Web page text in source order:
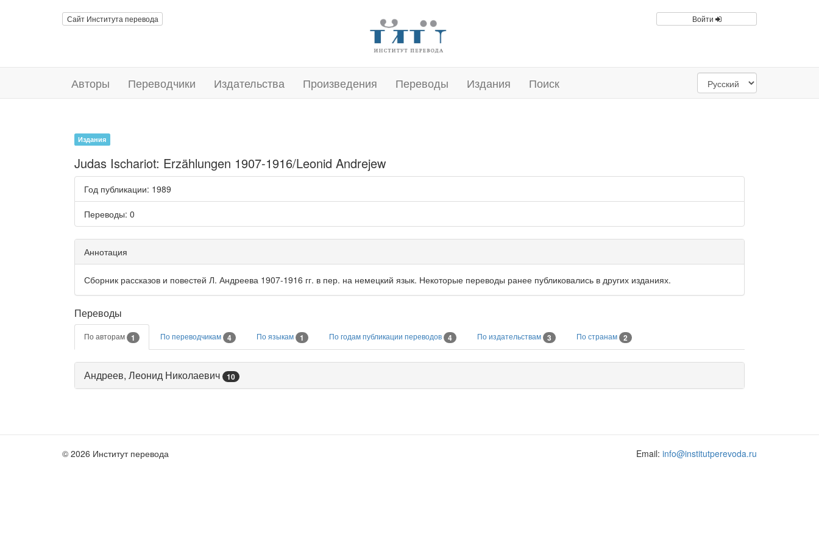
Сайт Института перевода Войти
Авторы Переводчики Издательства Произведения Переводы Издания Поиск
Издания
Judas Ischariot: Erzählungen 1907-1916/Leonid Andrejew
Год публикации: 1989
Переводы: 0
Аннотация
Сборник рассказов и повестей Л. Андреева 1907-1916 гг. в пер. на немецкий язык. Некоторые переводы ранее публиковались в других изданиях.
Переводы
По авторам 1 По переводчикам 4 По языкам 1 По годам публикации переводов 4 По издательствам 3 По странам 2
Андреев, Леонид Николаевич 10
© 2026 Институт перевода Email: info@institutperevoda.ru